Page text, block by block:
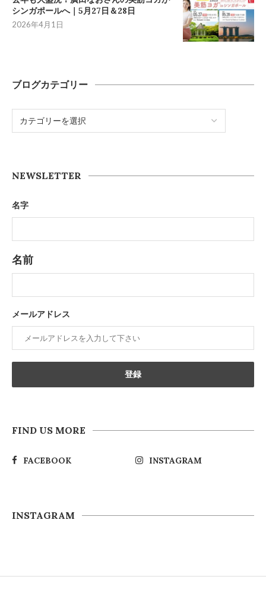
シンガポールへ｜5月27日＆28日
2026年4月1日
ブログカテゴリー
NEWSLETTER
名字
名前
メールアドレス
FIND US MORE
FACEBOOK INSTAGRAM
INSTAGRAM